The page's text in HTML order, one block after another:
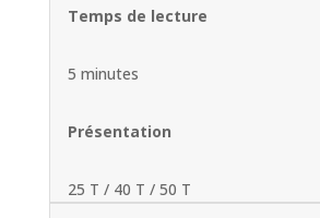
Temps de lecture
5 minutes
Présentation
25 T / 40 T / 50 T